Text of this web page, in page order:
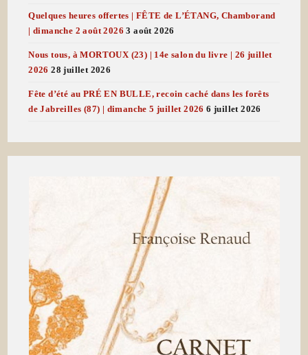
Quelques heures offertes | FÊTE de L’ÉTANG, Chamborand
| dimanche 2 août 2026 3 août 2026
Nous tous, à MORTOUX (23) | 14e salon du livre | 26 juillet
2026 28 juillet 2026
Fête d’été au PRÉ EN BULLE, recoin caché dans les forêts
de Jabreilles (87) | dimanche 5 juillet 2026 6 juillet 2026